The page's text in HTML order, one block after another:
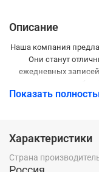
Описание
Наша компания
Они станут
ежедневных
Ежедневник А4 -
Показать
Характеристики
Страна